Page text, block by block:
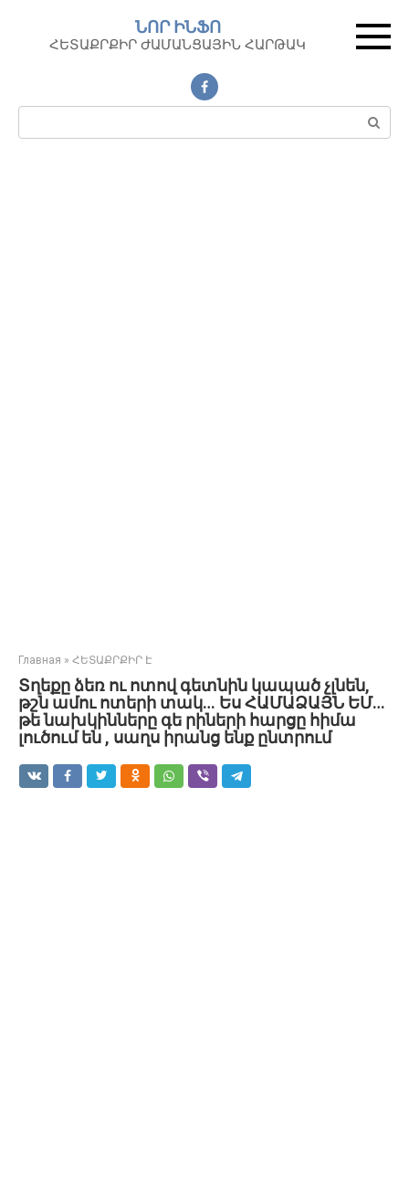
контенту
ՆՈՐ ԻՆՖՈ
ՀԵՏԱՔՐՔԻՐ ԺԱՄԱՆՑԱՅԻՆ ՀԱՐԹԱԿ
Поиск:
Главная » ՀԵՏԱՔՐՔԻՐ Է
Տղեքը ձեռ ու ոտով գետնին կապած չլնեն,
թշն ամու ոտերի տակ… Ես ՀԱՄԱՁԱՅՆ ԵՄ…
թե նախկինները գե րիների հարցը հիմա
լուծում են , սաղս իրանց ենք ընտրում